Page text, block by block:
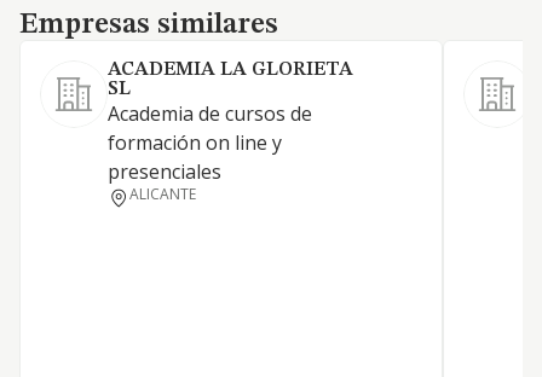
Empresas similares
Empresas similares
ACADEMIA LA GLORIETA
SL
Academia de cursos de
formación on line y
presenciales
ALICANTE